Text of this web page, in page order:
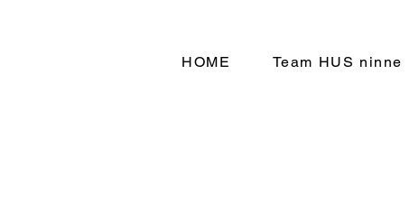
HOME Team HUS ninne